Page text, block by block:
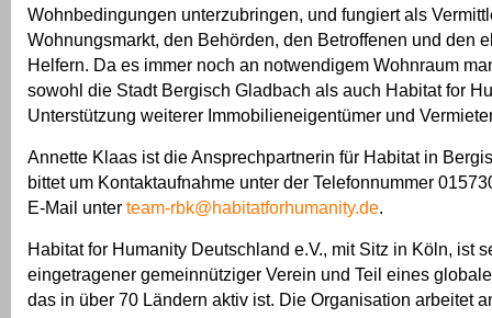
Wohnbedingungen unterzubringen, und fungiert als
Wohnungsmarkt, den Behörden, den Betroffenen und den
Helfern. Da es immer noch an notwendigem Wohnraum
sowohl die Stadt Bergisch Gladbach als auch Habitat for
Unterstützung weiterer Immobilieneigentümer und
Annette Klaas ist die Ansprechpartnerin für Habitat in
bittet um Kontaktaufnahme unter der Telefonnummer
E-Mail unter team-rbk@habitatforhumanity.de.
Habitat for Humanity Deutschland e.V., mit Sitz in Köln, ist
eingetragener gemeinnütziger Verein und Teil eines
das in über 70 Ländern aktiv ist. Die Organisation arbeitet